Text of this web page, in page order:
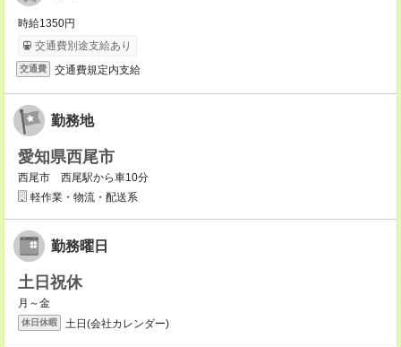
時給1350円
交通費別途支給あり
交通費 交通費規定内支給
勤務地
愛知県西尾市
西尾市 西尾駅から車10分
軽作業・物流・配送系
勤務曜日
土日祝休
月～金
休日休暇 土日(会社カレンダー)